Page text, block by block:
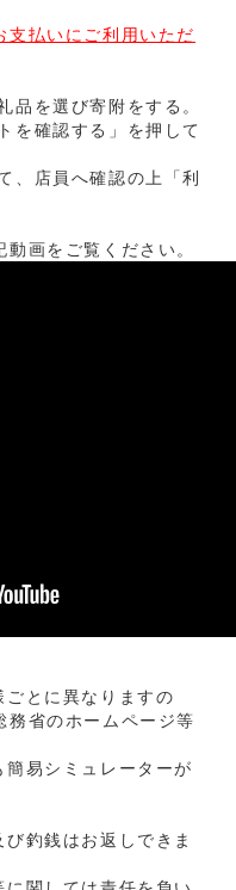
支払いにご利用いただ
を選び寄附をする。
確認する」を押して
店員へ確認の上「利
画をご覧ください。
とに異なりますの
務省のホームページ等
易シミュレーターが
釣銭はお返しできま